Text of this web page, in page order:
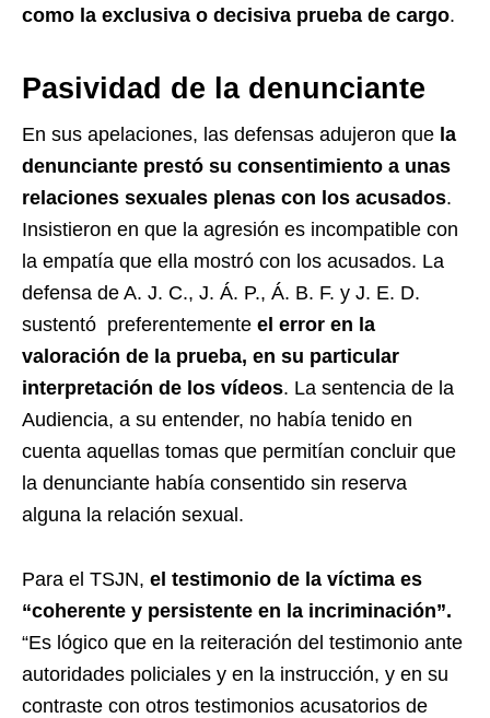
como la exclusiva o decisiva prueba de cargo.
Pasividad de la denunciante
En sus apelaciones, las defensas adujeron que la
denunciante prestó su consentimiento a unas
relaciones sexuales plenas con los acusados.
Insistieron en que la agresión es incompatible con
la empatía que ella mostró con los acusados. La
defensa de A. J. C., J. Á. P., Á. B. F. y J. E. D.
sustentó preferentemente el error en la
valoración de la prueba, en su particular
interpretación de los vídeos. La sentencia de la
Audiencia, a su entender, no había tenido en
cuenta aquellas tomas que permitían concluir que
la denunciante había consentido sin reserva
alguna la relación sexual.
Para el TSJN, el testimonio de la víctima es
“coherente y persistente en la incriminación”.
“Es lógico que en la reiteración del testimonio ante
autoridades policiales y en la instrucción, y en su
contraste con otros testimonios acusatorios de